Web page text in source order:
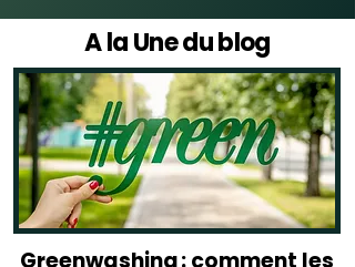
A la Une du blog
Greenwashing : comment les